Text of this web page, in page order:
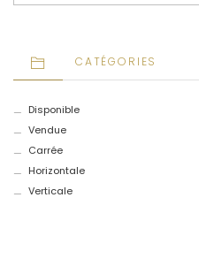
CATÉGORIES
Disponible
Vendue
Carrée
Horizontale
Verticale